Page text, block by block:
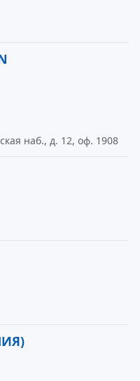
наб., д. 12, оф. 1908